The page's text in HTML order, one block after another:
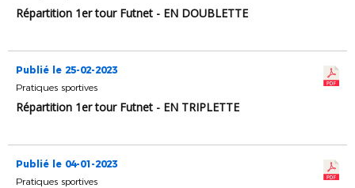
Répartition 1er tour Futnet - EN DOUBLETTE
Publié le 25-02-2023
Pratiques sportives
Répartition 1er tour Futnet - EN TRIPLETTE
Publié le 04-01-2023
Pratiques sportives